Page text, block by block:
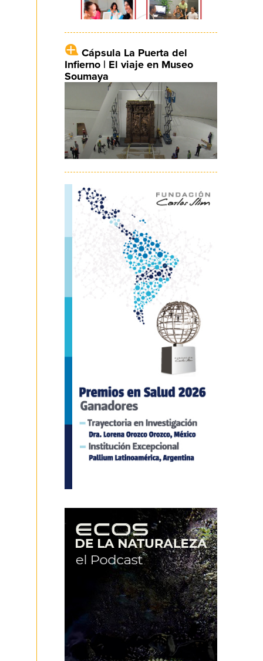
Cápsula La Puerta del
Infierno | El viaje en Museo
Soumaya